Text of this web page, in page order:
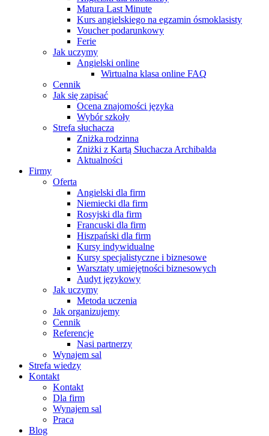
Matura Last Minute
Kurs angielskiego na egzamin ósmoklasisty
Voucher podarunkowy
Ferie
Jak uczymy
Angielski online
Wirtualna klasa online FAQ
Cennik
Jak się zapisać
Ocena znajomości języka
Wybór szkoły
Strefa słuchacza
Zniżka rodzinna
Zniżki z Kartą Słuchacza Archibalda
Aktualności
Firmy
Oferta
Angielski dla firm
Niemiecki dla firm
Rosyjski dla firm
Francuski dla firm
Hiszpański dla firm
Kursy indywidualne
Kursy specjalistyczne i biznesowe
Warsztaty umiejętności biznesowych
Audyt językowy
Jak uczymy
Metoda uczenia
Jak organizujemy
Cennik
Referencje
Nasi partnerzy
Wynajem sal
Strefa wiedzy
Kontakt
Kontakt
Dla firm
Wynajem sal
Praca
Blog